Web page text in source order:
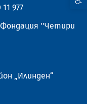
977
Фондация ''Четири
„Илинден“